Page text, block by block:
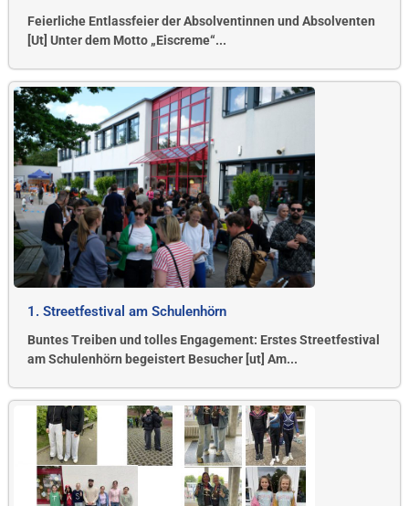
Feierliche Entlassfeier der Absolventinnen und Absolventen
[Ut] Unter dem Motto „Eiscreme“...
1. Streetfestival am Schulenhörn
Buntes Treiben und tolles Engagement: Erstes Streetfestival
am Schulenhörn begeistert Besucher [ut] Am...